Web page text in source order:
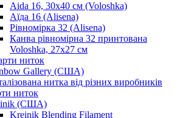
Aida 16, 30х40 см (Voloshka)
Аїда 16 (Alisena)
Рівномірка 32 (Alisena)
Канва рівномірна 32 принтована
Voloshka, 27х27 см
ниток
Gallery (США)
нитка від різних виробників
ниток
(США)
Kreinik Blending Filament